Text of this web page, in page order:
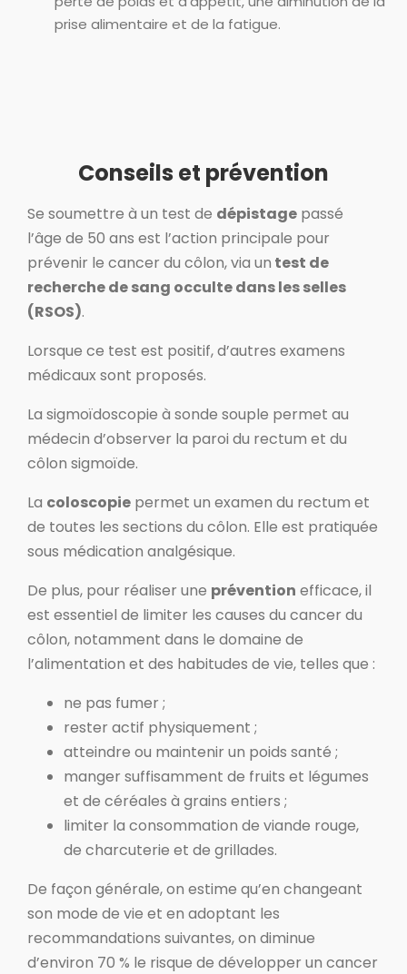
prise alimentaire et de la fatigue.
Conseils et prévention
Se soumettre à un test de dépistage passé
l’âge de 50 ans est l’action principale pour
prévenir le cancer du côlon, via un test de
recherche de sang occulte dans les selles
(RSOS).
Lorsque ce test est positif, d’autres examens
médicaux sont proposés.
La sigmoïdoscopie à sonde souple permet au
médecin d’observer la paroi du rectum et du
côlon sigmoïde.
La coloscopie permet un examen du rectum et
de toutes les sections du côlon. Elle est pratiquée
sous médication analgésique.
De plus, pour réaliser une prévention efficace, il
est essentiel de limiter les causes du cancer du
côlon, notamment dans le domaine de
l’alimentation et des habitudes de vie, telles que :
ne pas fumer ;
rester actif physiquement ;
atteindre ou maintenir un poids santé ;
manger suffisamment de fruits et légumes
et de céréales à grains entiers ;
limiter la consommation de viande rouge,
de charcuterie et de grillades.
De façon générale, on estime qu’en changeant
son mode de vie et en adoptant les
recommandations suivantes, on diminue
d’environ 70 % le risque de développer un cancer